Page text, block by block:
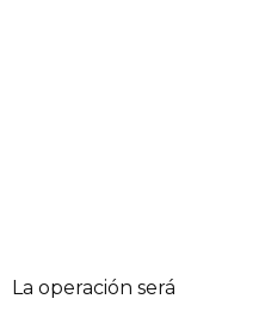
La operación será